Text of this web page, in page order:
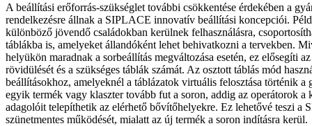
A beállítási erőforrás-szükséglet további csökkentése érdekében a
rendelkezésre állnak a SIPLACE innovatív beállítási koncepciói.
különböző jövendő családokban kerülnek felhasználásra,
táblákba is, amelyeket állandóként lehet behivatkozni a tervekben.
helyükön maradnak a sorbeállítás megváltozása esetén, ez elősegíti
rövidülését és a szükséges táblák számát. Az osztott táblás mód
beállításokhoz, amelyeknél a táblázatok virtuális felosztása történik a
egyik termék vagy klaszter tovább fut a soron, addig az operátorok a
adagolóit telepíthetik az elérhető bővítőhelyekre. Ez lehetővé teszi a
szünetmentes működését, mialatt az új termék a soron indításra kerül.